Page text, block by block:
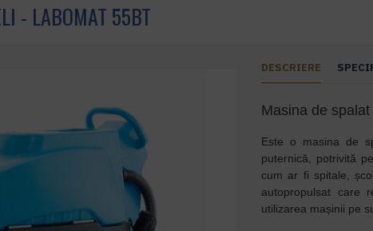
- LABOMAT 55BT
DESCRIERE
Masina de
Este o masina de
puternică, potrivită
cum ar fi spitale,
autopropulsat care
utilizarea mașinii pe